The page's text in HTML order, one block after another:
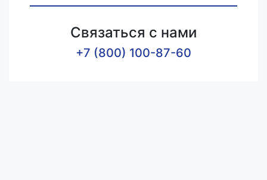
Связаться с нами
+7 (800) 100-87-60